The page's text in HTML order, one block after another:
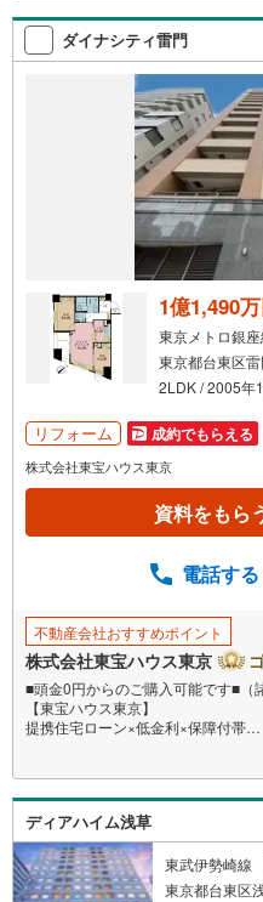
ダイナシティ雷門
1億1,490
東京メトロ銀
東京都台東区
2LDK / 2005年
リフォーム 成約でもらえる
株式会社東宝ハウス東京
資料をもら
電話する
不動産会社おすすめポイント
株式会社東宝ハウス東京
■頭金0円からのご購入可能です■（
【東宝ハウス東京】
提携住宅ローン×低金利×保障付帯
【Yahoo！ 不動産キャンペーン対
当店で物件を成約するとPayPayボ
「Yahoo！ 不動産 物件ご成約キャ
「資料をもらう」「見学予約をす
※必ずYahoo！ JAPAN IDでログイ
※PayPayボーナスライトは出金と譲
ディアハイム浅草
東武伊勢崎線
東京都台東区